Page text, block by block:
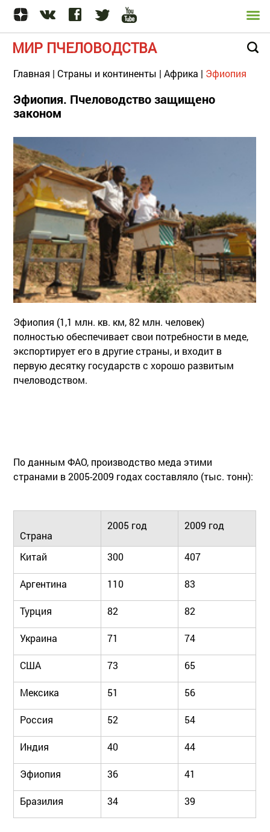
МИР ПЧЕЛОВОДСТВА
Главная | Страны и континенты | Африка | Эфиопия
Эфиопия. Пчеловодство защищено
законом
Эфиопия (1,1 млн. кв. км, 82 млн. человек)
полностью обеспечивает свои потребности в меде,
экспортирует его в другие страны, и входит в
первую десятку государств с хорошо развитым
пчеловодством.
По данным ФАО, производство меда этими
странами в 2005-2009 годах составляло (тыс. тонн):
Страна
2005 год 2009 год
Китай 300 407
Аргентина 110 83
Турция 82 82
Украина 71 74
США 73 65
Мексика 51 56
Россия 52 54
Индия 40 44
Эфиопия 36 41
Бразилия 34 39